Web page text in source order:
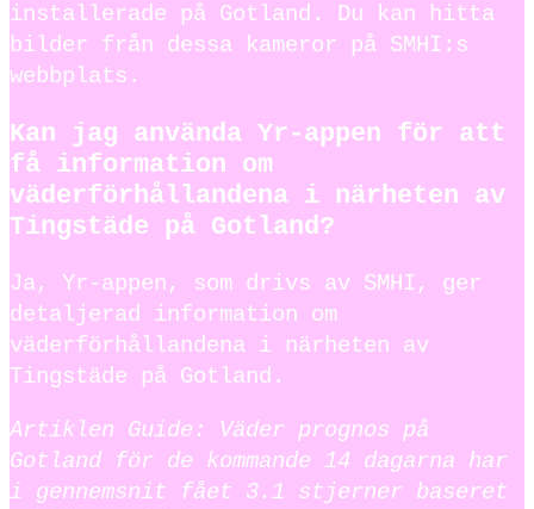
installerade på Gotland. Du kan hitta
bilder från dessa kameror på SMHI:s
webbplats.
Kan jag använda Yr-appen för att
få information om
väderförhållandena i närheten av
Tingstäde på Gotland?
Ja, Yr-appen, som drivs av SMHI, ger
detaljerad information om
väderförhållandena i närheten av
Tingstäde på Gotland.
Artiklen Guide: Väder prognos på
Gotland för de kommande 14 dagarna har
i gennemsnit fået 3.1 stjerner baseret